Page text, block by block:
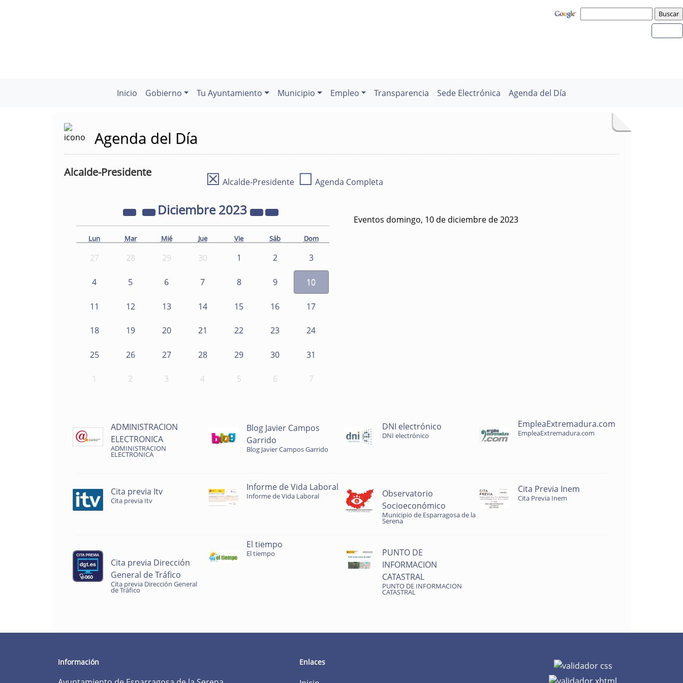
Inicio Gobierno Tu Ayuntamiento Municipio Empleo Transparencia Sede Electrónica Agenda del Día
Agenda del Día
Alcalde-Presidente ☒ Alcalde-Presidente ☐ Agenda Completa
Diciembre2023
Lun Mar Mié Jue Vie Sáb Dom
27 28 29 30 1 2 3
4 5 6 7 8 9 10
11 12 13 14 15 16 17
18 19 20 21 22 23 24
25 26 27 28 29 30 31
1 2 3 4 5 6 7
Eventos domingo, 10 de diciembre de 2023
ADMINISTRACION
ELECTRONICA
ADMINISTRACION
ELECTRONICA
Blog Javier Campos
Garrido
Blog Javier Campos Garrido
DNI electrónico
DNI electrónico
EmpleaExtremadura.com
EmpleaExtremadura.com
Cita previa Itv
Cita previa Itv
Informe de Vida Laboral
Informe de Vida Laboral
Observatorio
Socioeconómico
Municipio de Esparragosa de la
Serena
Cita Previa Inem
Cita Previa Inem
Cita previa Dirección
General de Tráfico
Cita previa Dirección General
de Tráfico
El tiempo
El tiempo
PUNTO DE
INFORMACION
CATASTRAL
PUNTO DE INFORMACION
CATASTRAL
Información Enlaces